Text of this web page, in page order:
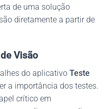
de uma solução
diretamente a partir de
Visão
do aplicativo Teste
a importância dos testes.
crítico em